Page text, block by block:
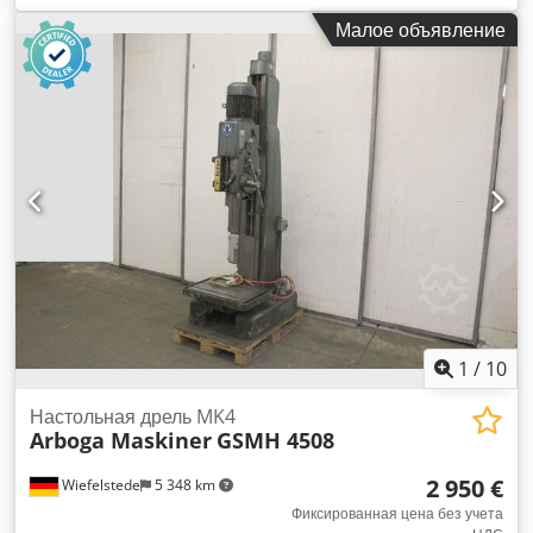
станок для бурения колонн типа 40 TF/C -Двигатель: MEZ
2,2 кВт -скорости: 56 - 2240 об/мин -Размер стола: 400 x
315 мм, перемещение 600 мм -монтаж шпинделя: MK4
-ход шпинделя: 165 мм -горло: 290 мм -колонны Ø: 140 мм
-Размеры: 1200/650/H1990 мм Djdehck U Ijpfx Aixeck -Вес:
Малое объявление
1 / 10
Wiefelstede 5 348 km
Настольная дрель MK4
Arboga Maskiner GSMH 4508
2 950 €
Фиксированная цена без учета